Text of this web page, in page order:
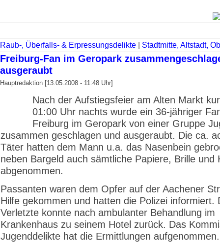
Raub-, Überfalls- & Erpressungsdelikte Stadtmitte, Altstadt,
Freiburg-Fan im Geropark
ausgeraubt
Hauptredaktion [13.05.2008 - 11:48 Uhr]
Nach der Aufstiegsfeier am Alten Markt
01:00 Uhr nachts wurde ein 36-jähriger
Freiburg im Geropark von einer Gruppe
zusammen geschlagen und ausgeraubt. Die ca.
Täter hatten dem Mann u.a. das Nasenbein
neben Bargeld auch sämtliche Papiere, Brille und
abgenommen.
Passanten waren dem Opfer auf der Aachener
Hilfe gekommen und hatten die Polizei informiert.
Verletzte konnte nach ambulanter Behandlung im
Krankenhaus zu seinem Hotel zurück. Das
Jugenddelikte hat die Ermittlungen aufgenommen.